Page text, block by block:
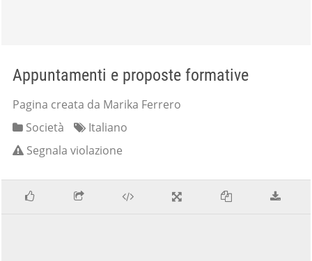
Appuntamenti e proposte formative
Pagina creata da Marika Ferrero
Società
Italiano
Segnala violazione